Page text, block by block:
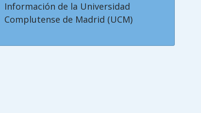
Información de la Universidad
Complutense de Madrid (UCM)